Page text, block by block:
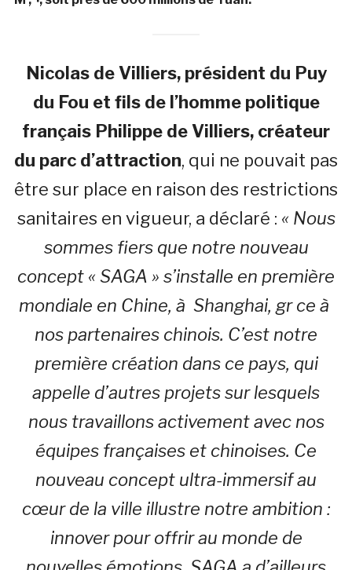
Nicolas de Villiers, président du Puy
du Fou et fils de l’homme politique
français Philippe de Villiers, créateur
du parc d’attraction, qui ne pouvait pas
être sur place en raison des restrictions
sanitaires en vigueur, a déclaré : « Nous
sommes fiers que notre nouveau
concept « SAGA » s’installe en première
mondiale en Chine, à Shanghai, gr ce à
nos partenaires chinois. C’est notre
première création dans ce pays, qui
appelle d’autres projets sur lesquels
nous travaillons activement avec nos
équipes françaises et chinoises. Ce
nouveau concept ultra-immersif au
cœur de la ville illustre notre ambition :
innover pour offrir au monde de